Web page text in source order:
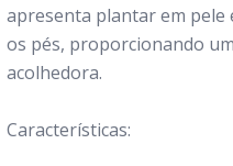
apresenta plantar em pele
os pés, proporcionando
acolhedora.
Características: